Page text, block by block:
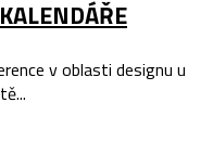
KALENDÁŘE
v oblasti designu u